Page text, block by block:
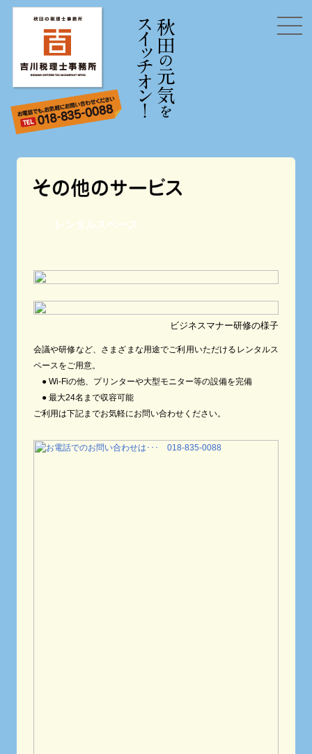
レンタルスペース
ビジネスマナー研修の様子
会議や研修など、さまざまな用途でご利用いただけるレンタルス
ペースをご用意。
● Wi-Fiの他、プリンターや大型モニター等の設備を完備
● 最大24名まで収容可能
ご利用は下記までお気軽にお問い合わせください。